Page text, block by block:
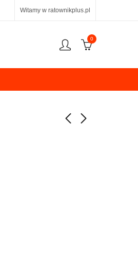
Witamy w ratownikplus.pl
0